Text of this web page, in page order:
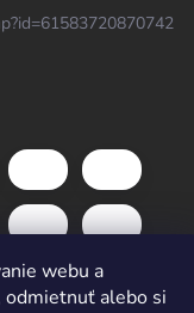
webu a
odmietnuť alebo si